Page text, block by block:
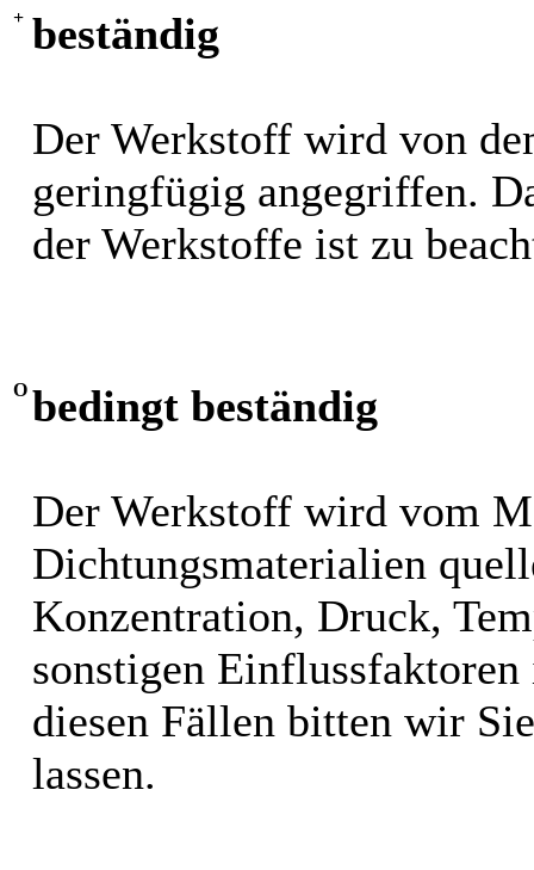
+ beständig
Der Werkstoff wird von
geringfügig angegriffen.
der Werkstoffe ist zu
O bedingt beständig
Der Werkstoff wird vom
Dichtungsmaterialien
Konzentration, Druck,
sonstigen
diesen Fällen bitten wir
lassen.